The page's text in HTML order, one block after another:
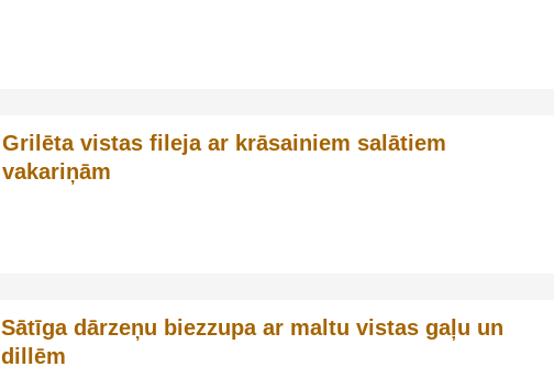
Grilēta vistas fileja ar krāsainiem salātiem
vakariņām
Sātīga dārzeņu biezzupa ar maltu vistas gaļu un
dillēm